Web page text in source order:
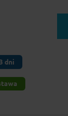
dni